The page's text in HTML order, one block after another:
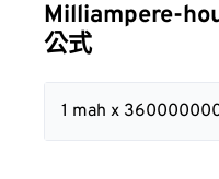
Milliampere-
公式
1 mah x